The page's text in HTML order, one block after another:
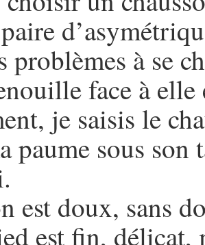
problèmes à se
face à
je saisis le
paume sous
est doux, sans
est fin,